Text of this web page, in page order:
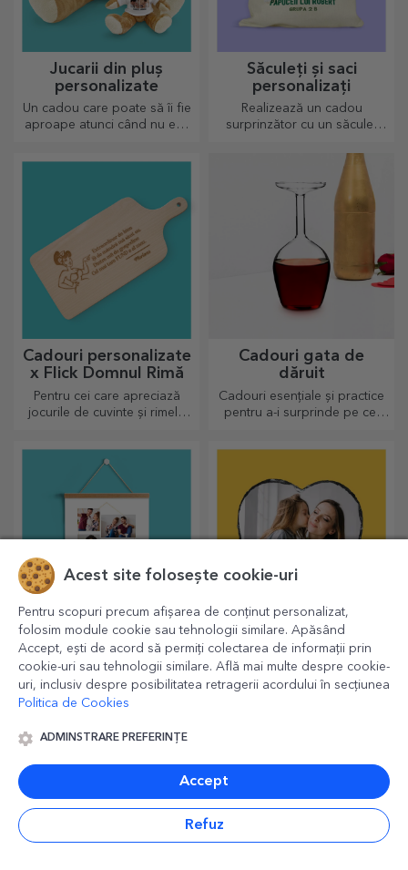
Jucarii din pluș
personalizate
Un cadou care poate să îi fie
aproape atunci când nu ești
Săculeți și saci
personalizați
Realizează un cadou
surprinzător cu un săculeț
din fotografiile tale și mesaje
de "la mulți ani".
Cadouri personalizate
x Flick Domnul Rimă
Pentru cei care apreciază
jocurile de cuvinte și rimele
Cadouri gata de
dăruit
Cadouri esențiale și practice
pentru a-i surprinde pe cei
Postere personalizate
cu agățătoare
Un mod inediat de a-ți decora
casa sau un cadou special
Ardezie decorativă
personalizată
Un cadou de suflet pentru
Acest site folosește cookie-uri
Pentru scopuri precum afișarea de conținut personalizat,
folosim module cookie sau tehnologii similare. Apăsând
Accept, ești de acord să permiți colectarea de informații prin
cookie-uri sau tehnologii similare. Află mai multe despre cookie-
uri, inclusiv despre posibilitatea retragerii acordului în secțiunea
Politica de Cookies
ADMINSTRARE PREFERINȚE
Accept
Refuz